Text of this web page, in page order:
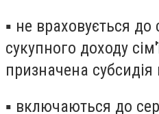
▪ не враховується до
сукупного доходу
призначена
▪ включаються до